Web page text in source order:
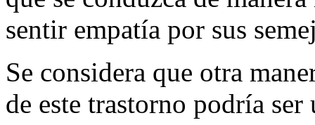
sentir empatía por sus
Se considera que otra
de este trastorno podría